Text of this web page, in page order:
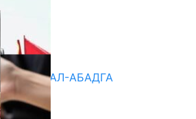
ЖАЛАЛ-АБАДГА